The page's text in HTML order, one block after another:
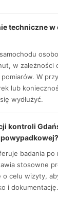
techniczne
w zależności
W
lub
wydłużyć.
kontroli
badania po
stosowne
o celu wizyty,
i dokumentację.